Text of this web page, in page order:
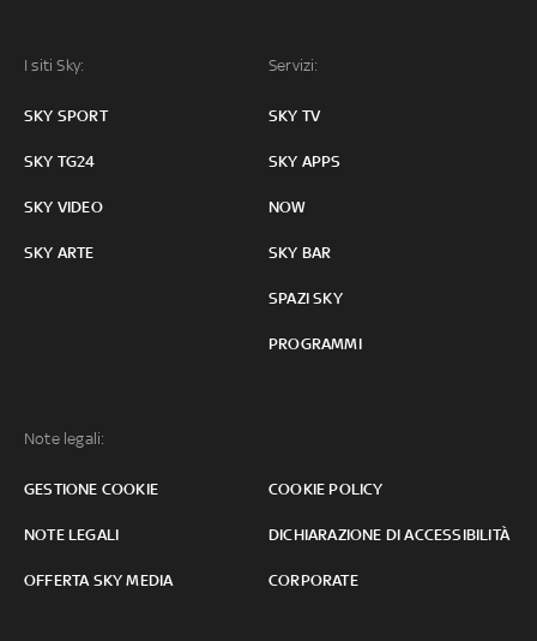
I siti Sky:
SKY SPORT
SKY TG24
SKY VIDEO
SKY ARTE
Servizi:
SKY TV
SKY APPS
NOW
SKY BAR
SPAZI SKY
PROGRAMMI
Note legali:
GESTIONE COOKIE COOKIE POLICY
NOTE LEGALI DICHIARAZIONE DI ACCESSIBILITÀ
OFFERTA SKY MEDIA CORPORATE